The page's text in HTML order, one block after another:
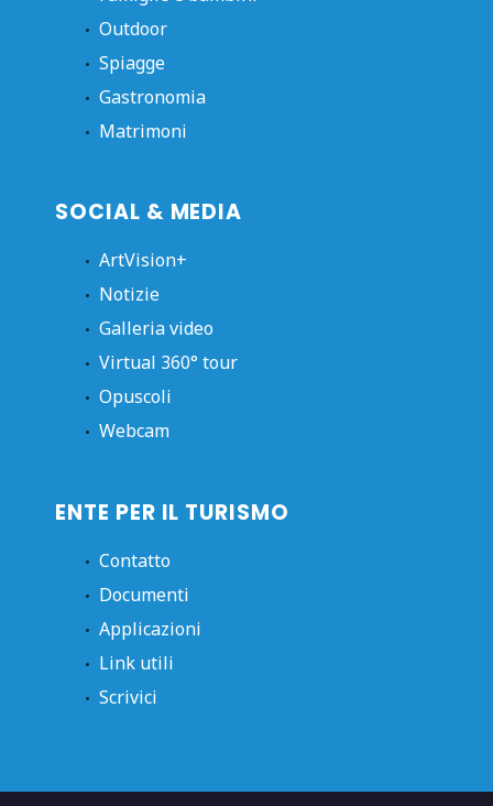
Outdoor
Spiagge
Gastronomia
Matrimoni
SOCIAL & MEDIA
ArtVision+
Notizie
Galleria video
Virtual 360° tour
Opuscoli
Webcam
ENTE PER IL TURISMO
Contatto
Documenti
Applicazioni
Link utili
Scrivici